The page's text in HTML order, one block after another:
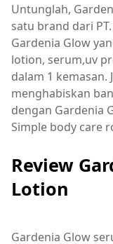
Untunglah,
satu brand dari
Gardenia Glow
lotion, serum,uv
dalam 1 kemasan.
menghabiskan
dengan Gardenia
Simple body care
Review
Lotion
Gardenia Glow